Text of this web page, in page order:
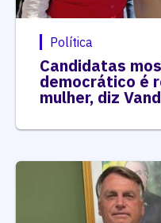
Política
Candidatas
democrático é
mulher, diz